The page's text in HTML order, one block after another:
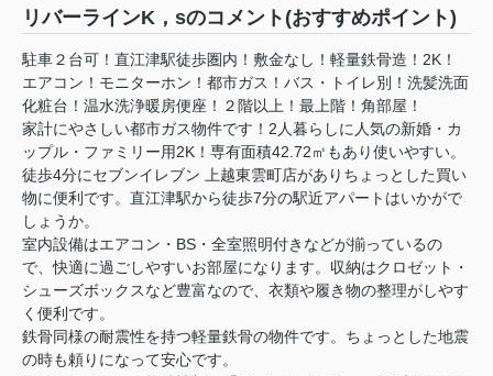
リバーラインK，sのコメント(おすすめポイント)
駐車２台可！直江津駅徒歩圏内！敷金なし！軽量鉄骨造！2K！
エアコン！モニターホン！都市ガス！バス・トイレ別！洗髪洗面
化粧台！温⽔洗浄暖房便座！２階以上！最上階！角部屋！
家計にやさしい都市ガス物件です！2人暮らしに人気の新婚・カ
ップル・ファミリー用2K！専有面積42.72㎡もあり使いやすい。
徒歩4分にセブンイレブン 上越東雲町店がありちょっとした買い
物に便利です。直江津駅から徒歩7分の駅近アパートはいかがで
しょうか。
室内設備はエアコン・BS・全室照明付きなどが揃っているの
で、快適に過ごしやすいお部屋になります。収納はクロゼット・
シューズボックスなど豊富なので、衣類や履き物の整理がしやす
く便利です。
鉄骨同様の耐震性を持つ軽量鉄骨の物件です。ちょっとした地震
の時も頼りになって安心です。